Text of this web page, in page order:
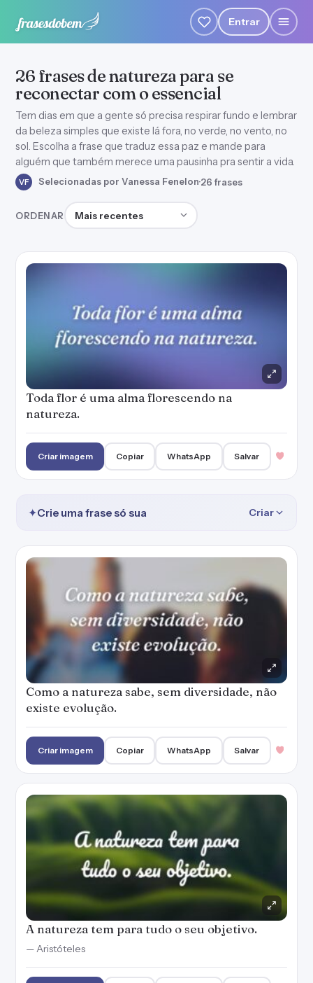
Entrar
26 frases de natureza para se
reconectar com o essencial
Tem dias em que a gente só precisa respirar fundo e lembrar
da beleza simples que existe lá fora, no verde, no vento, no
sol. Escolha a frase que traduz essa paz e mande para
alguém que também merece uma pausinha pra sentir a vida.
VF Selecionadas por Vanessa Fenelon·26 frases
ORDENAR Ordenar frases
Toda flor é uma alma florescendo na
natureza.
Criar imagem Copiar WhatsApp Salvar
✦Crie uma frase só sua Criar
Como a natureza sabe, sem diversidade, não
existe evolução.
Criar imagem Copiar WhatsApp Salvar
A natureza tem para tudo o seu objetivo.
— Aristóteles